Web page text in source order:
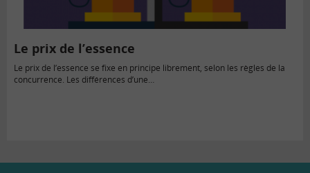
Le prix de l’essence
Le prix de l’essence se fixe en principe librement, selon les règles de la
concurrence. Les différences d’une…